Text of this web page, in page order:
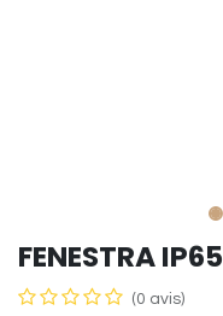
FENESTRA IP65
(0 avis)